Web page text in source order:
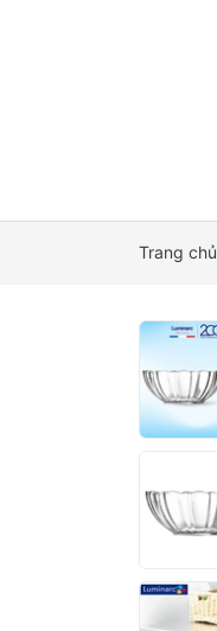
Trang chủ